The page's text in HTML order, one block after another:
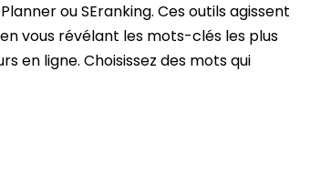
ouSEranking. Ces outils agissent
vous révélant les mots-clés les plus
en ligne. Choisissez des mots qui